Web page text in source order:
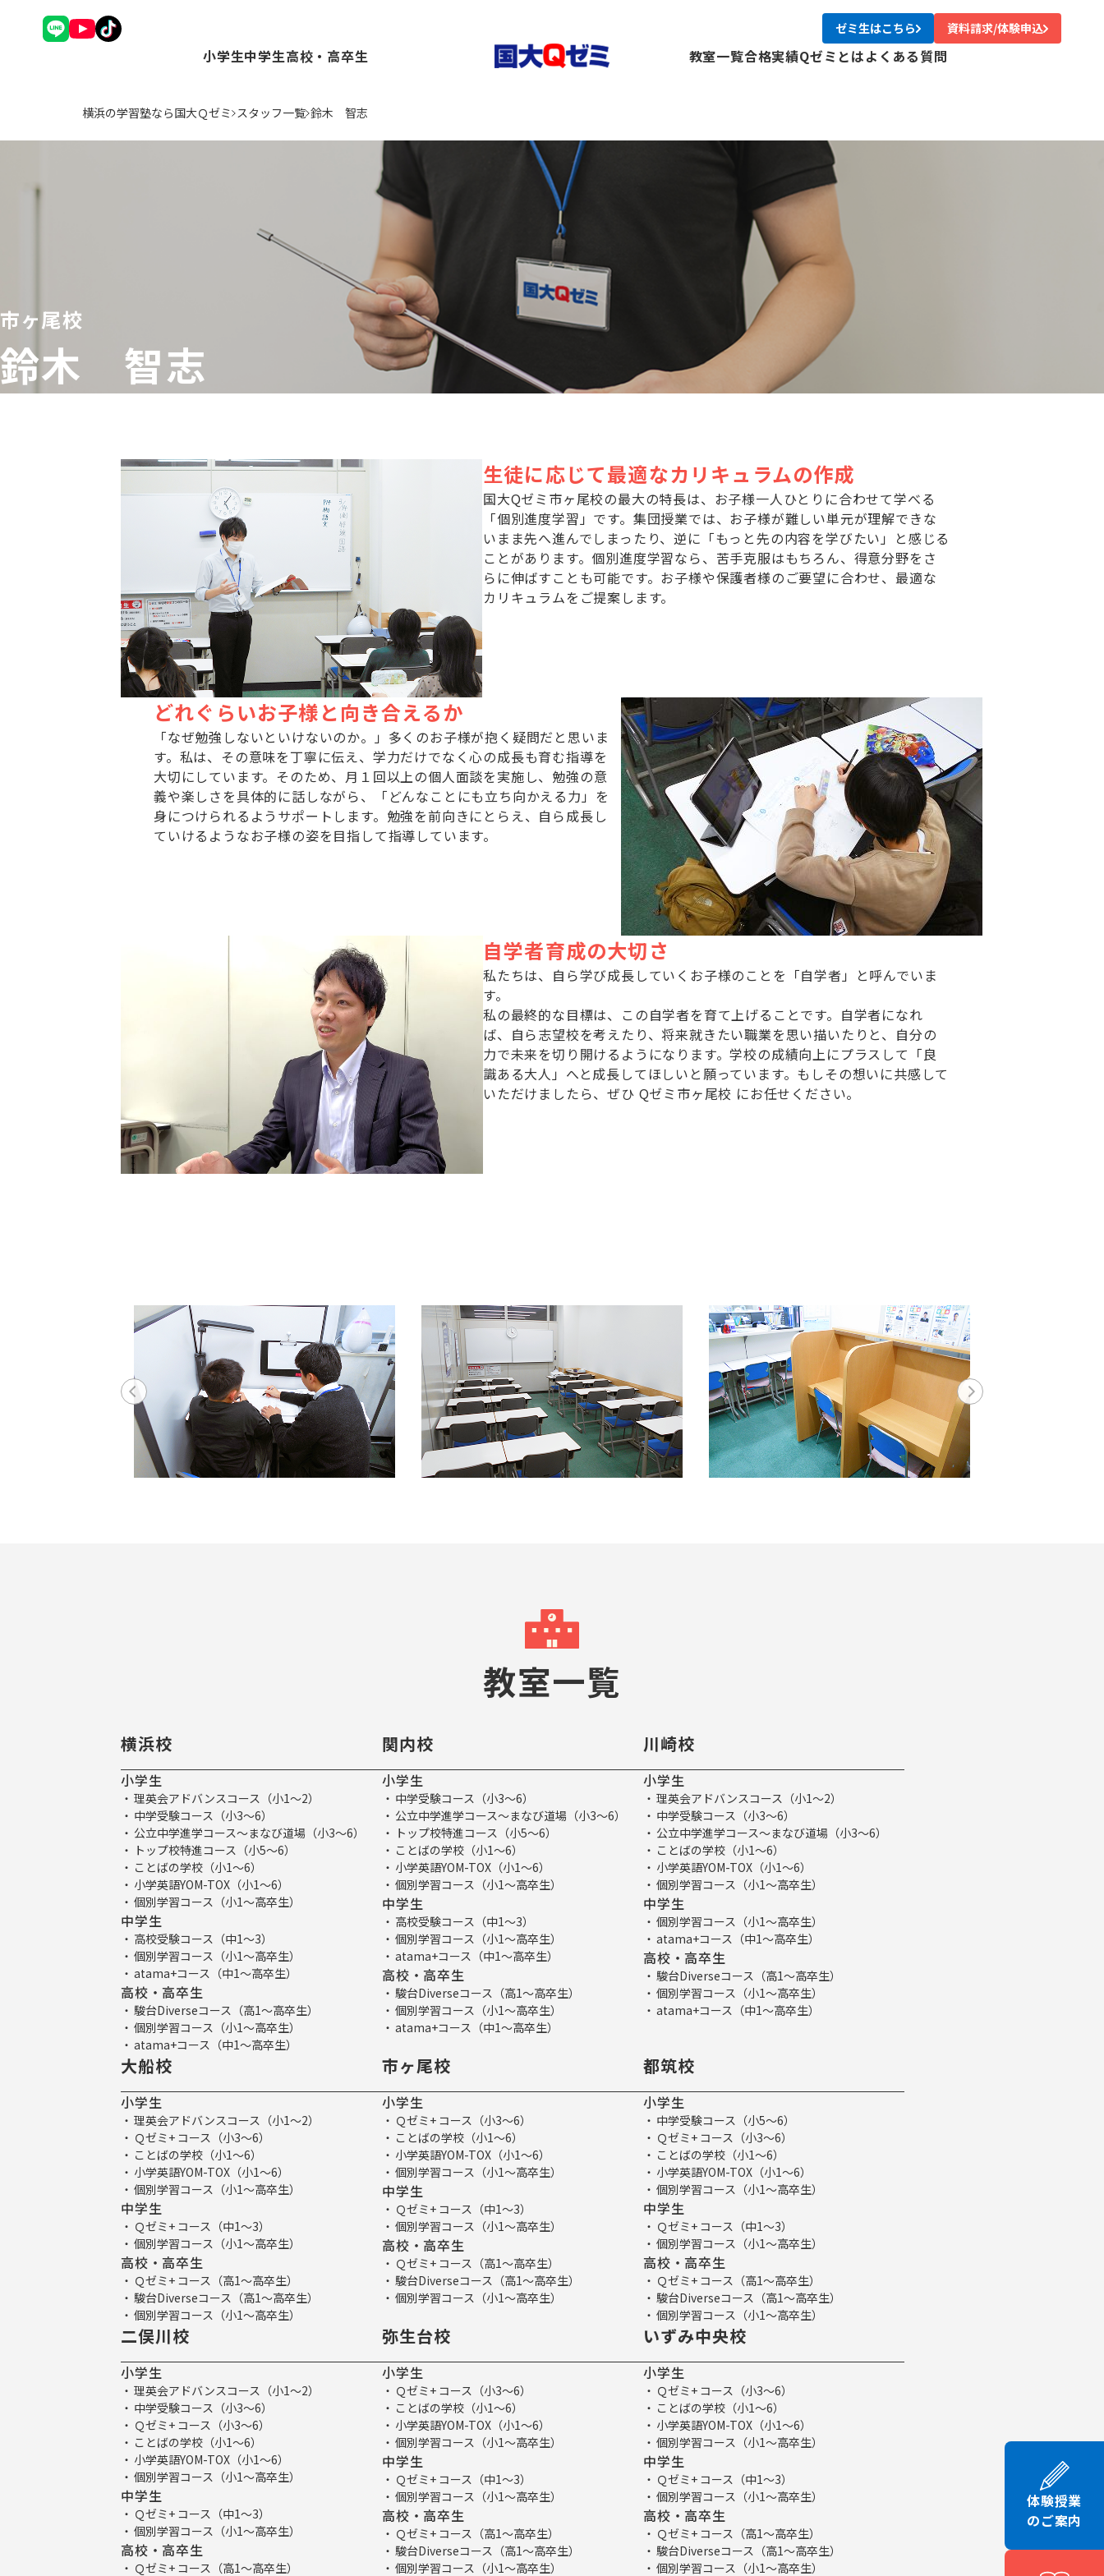
ゼミ生はこちら 資料請求/体験申込
小学生
理英会アドバンスコース（小1～2）
Ｑゼミ+ コース（小3～6）
トップ校特進コース（小5～6）
個別学習コース（小1～高卒生）
中学生
Ｑゼミ+ コース（中1～3）
個別学習コース（小1～高卒生）
高校・高卒生
Ｑゼミ+ コース（高1～高卒生）
個別学習コース（小1～高卒生）
教室一覧
川崎校
二俣川校
弥生台校
いずみ中央校
合格実績Qゼミとはよくある質問
横浜の学習塾なら国大Ｑゼミ スタッフ一覧 鈴木 智志
市ヶ尾校
鈴木 智志
生徒に応じて最適なカリキュラムの作成
国大Qゼミ市ヶ尾校の最大の特長は、お子様一人ひとりに合わせて学べる
「個別進度学習」です。集団授業では、お子様が難しい単元が理解できな
いまま先へ進んでしまったり、逆に「もっと先の内容を学びたい」と感じる
ことがあります。個別進度学習なら、苦手克服はもちろん、得意分野をさ
らに伸ばすことも可能です。お子様や保護者様のご要望に合わせ、最適な
カリキュラムをご提案します。
どれぐらいお子様と向き合えるか
「なぜ勉強しないといけないのか。」多くのお子様が抱く疑問だと思いま
す。私は、その意味を丁寧に伝え、学力だけでなく心の成長も育む指導を
大切にしています。そのため、月１回以上の個人面談を実施し、勉強の意
義や楽しさを具体的に話しながら、「どんなことにも立ち向かえる力」を
身につけられるようサポートします。勉強を前向きにとらえ、自ら成長し
ていけるようなお子様の姿を目指して指導しています。
自学者育成の大切さ
私たちは、自ら学び成長していくお子様のことを「自学者」と呼んでいま
す。
私の最終的な目標は、この自学者を育て上げることです。自学者になれ
ば、自ら志望校を考えたり、将来就きたい職業を思い描いたりと、自分の
力で未来を切り開けるようになります。学校の成績向上にプラスして「良
識ある大人」へと成長してほしいと願っています。もしその想いに共感して
いただけましたら、ぜひ Qゼミ市ヶ尾校 にお任せください。
教室一覧
横浜校
小学生
理英会アドバンスコース（小1～2）
中学受験コース（小3～6）
公立中学進学コース～まなび道場（小3～6）
トップ校特進コース（小5～6）
ことばの学校（小1～6）
小学英語YOM-TOX（小1～6）
個別学習コース（小1～高卒生）
中学生
高校受験コース（中1～3）
個別学習コース（小1～高卒生）
atama+コース（中1～高卒生）
高校・高卒生
駿台Diverseコース（高1～高卒生）
個別学習コース（小1～高卒生）
atama+コース（中1～高卒生）
関内校
小学生
中学受験コース（小3～6）
公立中学進学コース～まなび道場（小3～6）
トップ校特進コース（小5～6）
ことばの学校（小1～6）
小学英語YOM-TOX（小1～6）
個別学習コース（小1～高卒生）
中学生
高校受験コース（中1～3）
個別学習コース（小1～高卒生）
atama+コース（中1～高卒生）
高校・高卒生
駿台Diverseコース（高1～高卒生）
個別学習コース（小1～高卒生）
atama+コース（中1～高卒生）
川崎校
小学生
理英会アドバンスコース（小1～2）
中学受験コース（小3～6）
公立中学進学コース～まなび道場（小3～6）
ことばの学校（小1～6）
小学英語YOM-TOX（小1～6）
個別学習コース（小1～高卒生）
中学生
個別学習コース（小1～高卒生）
atama+コース（中1～高卒生）
高校・高卒生
駿台Diverseコース（高1～高卒生）
個別学習コース（小1～高卒生）
atama+コース（中1～高卒生）
大船校
小学生
理英会アドバンスコース（小1～2）
Ｑゼミ+ コース（小3～6）
ことばの学校（小1～6）
小学英語YOM-TOX（小1～6）
個別学習コース（小1～高卒生）
中学生
Ｑゼミ+ コース（中1～3）
個別学習コース（小1～高卒生）
高校・高卒生
Ｑゼミ+ コース（高1～高卒生）
駿台Diverseコース（高1～高卒生）
個別学習コース（小1～高卒生）
市ヶ尾校
小学生
Ｑゼミ+ コース（小3～6）
ことばの学校（小1～6）
小学英語YOM-TOX（小1～6）
個別学習コース（小1～高卒生）
中学生
Ｑゼミ+ コース（中1～3）
個別学習コース（小1～高卒生）
高校・高卒生
Ｑゼミ+ コース（高1～高卒生）
駿台Diverseコース（高1～高卒生）
個別学習コース（小1～高卒生）
都筑校
小学生
中学受験コース（小5～6）
Ｑゼミ+ コース（小3～6）
ことばの学校（小1～6）
小学英語YOM-TOX（小1～6）
個別学習コース（小1～高卒生）
中学生
Ｑゼミ+ コース（中1～3）
個別学習コース（小1～高卒生）
高校・高卒生
Ｑゼミ+ コース（高1～高卒生）
駿台Diverseコース（高1～高卒生）
個別学習コース（小1～高卒生）
二俣川校
小学生
理英会アドバンスコース（小1～2）
中学受験コース（小3～6）
Ｑゼミ+ コース（小3～6）
ことばの学校（小1～6）
小学英語YOM-TOX（小1～6）
個別学習コース（小1～高卒生）
中学生
Ｑゼミ+ コース（中1～3）
個別学習コース（小1～高卒生）
高校・高卒生
Ｑゼミ+ コース（高1～高卒生）
弥生台校
小学生
Ｑゼミ+ コース（小3～6）
ことばの学校（小1～6）
小学英語YOM-TOX（小1～6）
個別学習コース（小1～高卒生）
中学生
Ｑゼミ+ コース（中1～3）
個別学習コース（小1～高卒生）
高校・高卒生
Ｑゼミ+ コース（高1～高卒生）
駿台Diverseコース（高1～高卒生）
個別学習コース（小1～高卒生）
いずみ中央校
小学生
Ｑゼミ+ コース（小3～6）
ことばの学校（小1～6）
小学英語YOM-TOX（小1～6）
個別学習コース（小1～高卒生）
中学生
Ｑゼミ+ コース（中1～3）
個別学習コース（小1～高卒生）
高校・高卒生
Ｑゼミ+ コース（高1～高卒生）
駿台Diverseコース（高1～高卒生）
個別学習コース（小1～高卒生）
体験授業
のご案内